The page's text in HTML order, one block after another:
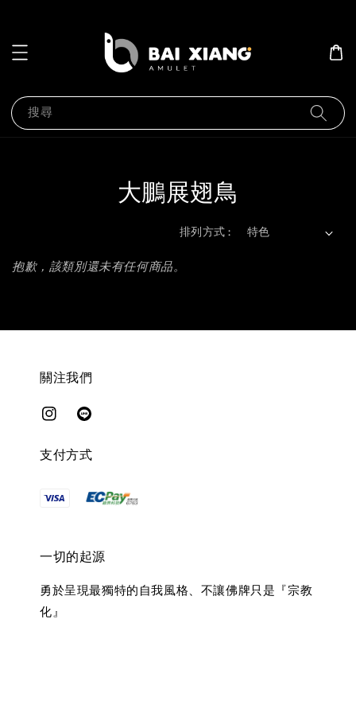
搜尋
大鵬展翅鳥
排列方式 :
抱歉，該類別還未有任何商品。
關注我們
支付方式
一切的起源
勇於呈現最獨特的自我風格、不讓佛牌只是『宗教
化』